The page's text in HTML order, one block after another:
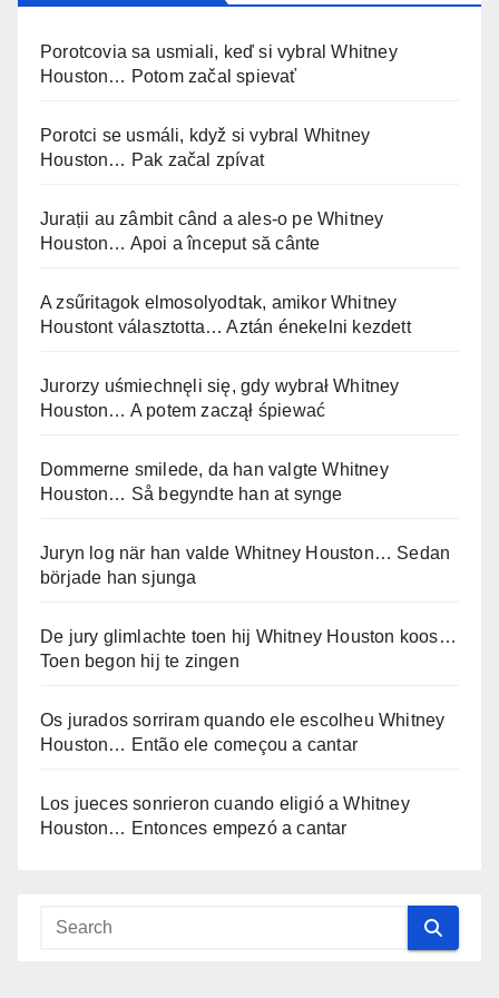
Porotcovia sa usmiali, keď si vybral Whitney
Houston… Potom začal spievať
Porotci se usmáli, když si vybral Whitney
Houston… Pak začal zpívat
Jurații au zâmbit când a ales-o pe Whitney
Houston… Apoi a început să cânte
A zsűritagok elmosolyodtak, amikor Whitney
Houstont választotta… Aztán énekelni kezdett
Jurorzy uśmiechnęli się, gdy wybrał Whitney
Houston… A potem zaczął śpiewać
Dommerne smilede, da han valgte Whitney
Houston… Så begyndte han at synge
Juryn log när han valde Whitney Houston… Sedan
började han sjunga
De jury glimlachte toen hij Whitney Houston koos…
Toen begon hij te zingen
Os jurados sorriram quando ele escolheu Whitney
Houston… Então ele começou a cantar
Los jueces sonrieron cuando eligió a Whitney
Houston… Entonces empezó a cantar